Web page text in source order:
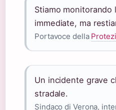
Stiamo
immediate, ma
Portavoce della
Un incidente grave
stradale.
Sindaco di Verona,